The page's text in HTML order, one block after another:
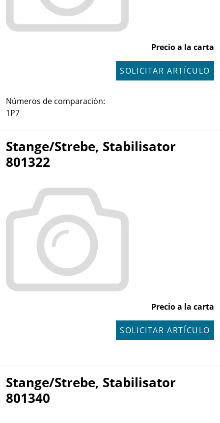
Precio a la carta
SOLICITAR ARTÍCULO
Números de comparación:
1P7
Stange/Strebe, Stabilisator
801322
Precio a la carta
SOLICITAR ARTÍCULO
Stange/Strebe, Stabilisator
801340